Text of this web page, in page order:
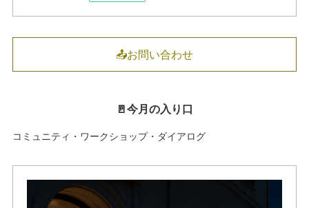
📤お問い合わせ
🚪今月の入り口
コミュニティ・ワークショップ・ダイアログ